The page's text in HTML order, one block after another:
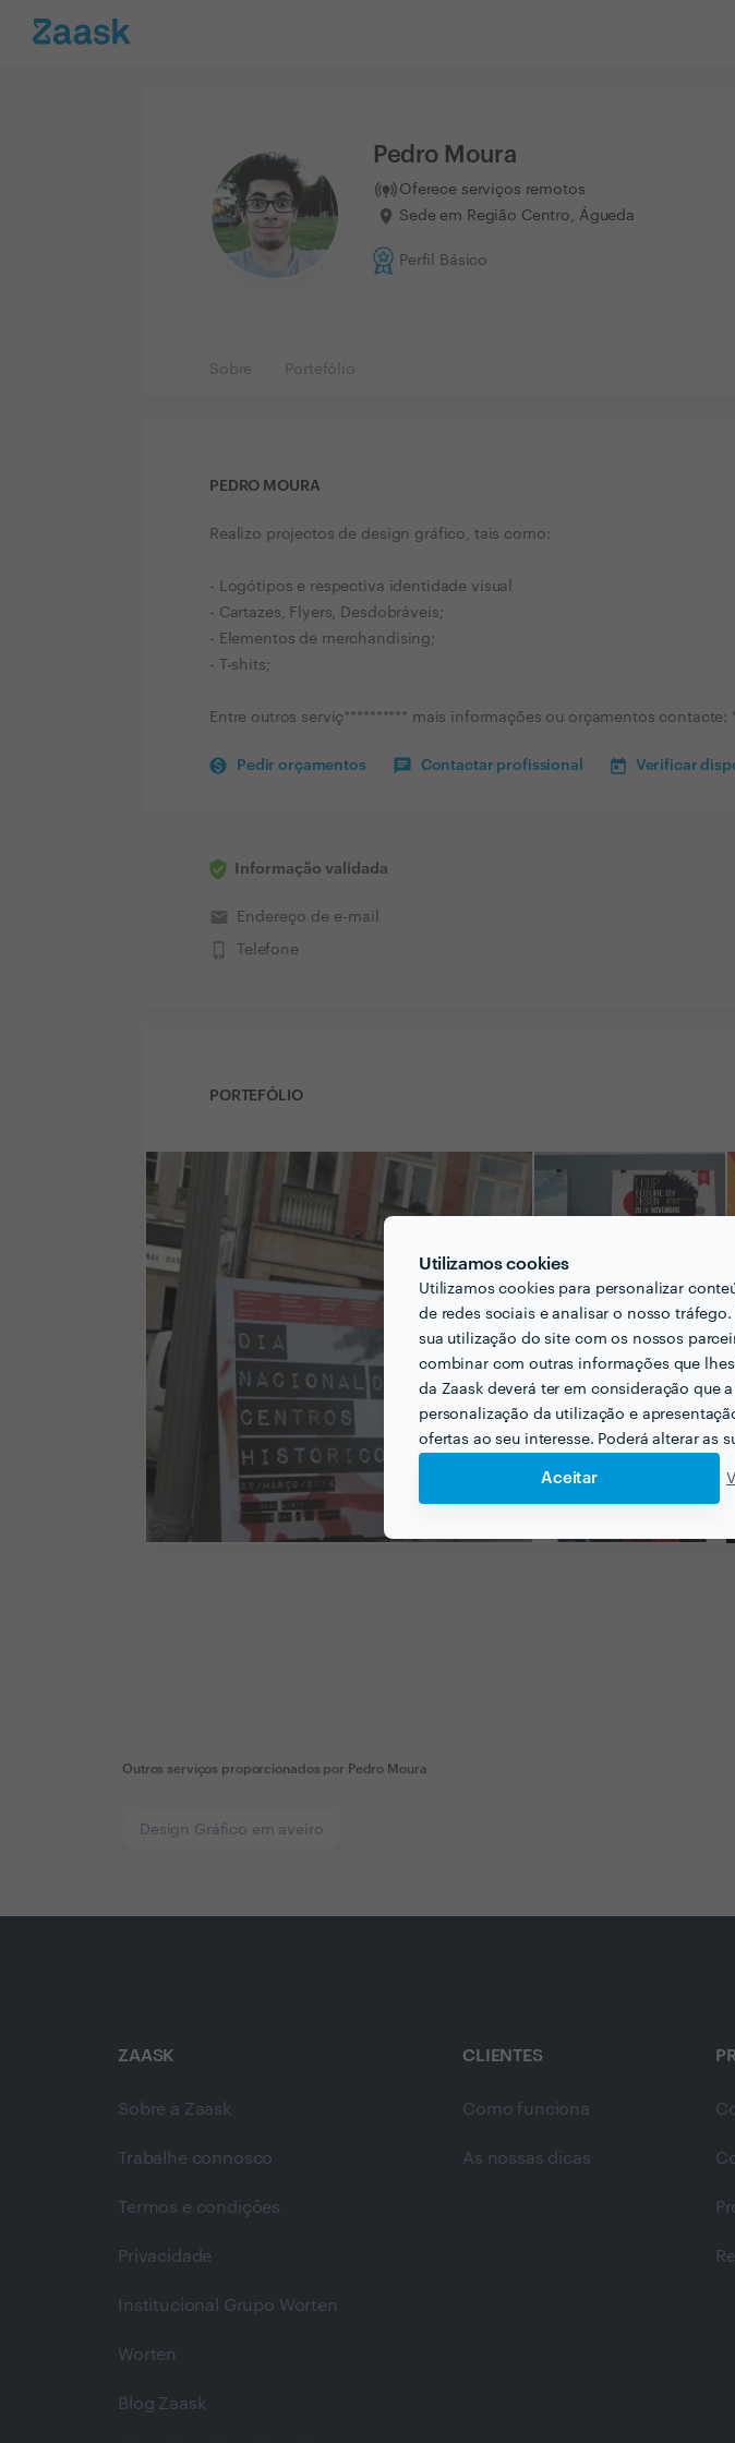
Utilizamos cookies
Utilizamos cookies para personalizar
de redes sociais e analisar o nosso
sua utilização do site com os nossos
combinar com outras informações que
da Zaask deverá ter em consideração que
personalização da utilização e
ofertas ao seu interesse. Poderá alterar as
Aceitar
Pedro Moura
Oferece serviços remotos
Sede em Região Centro, Águeda
Perfil Básico
Sobre Portefólio
PEDRO MOURA
Realizo projectos de design gráfico, tais como:
- Logótipos e respectiva identidade visual
- Cartazes, Flyers, Desdobráveis;
- Elementos de merchandising;
- T-shits;
Entre outros serviç********** mais informações ou orçamentos contacte:
Pedir orçamentos Contactar profissional Verificar
Informação validada
email Endereço de e-mail
phone_iphone Telefone
PORTEFÓLIO
Outros serviços proporcionados por Pedro Moura
Design Gráfico em aveiro
ZAASK
Sobre a Zaask
Trabalhe connosco
Termos e condições
Privacidade
Institucional Grupo Worten
Worten
Blog Zaask
CLIENTES
Como funciona
As nossas dicas